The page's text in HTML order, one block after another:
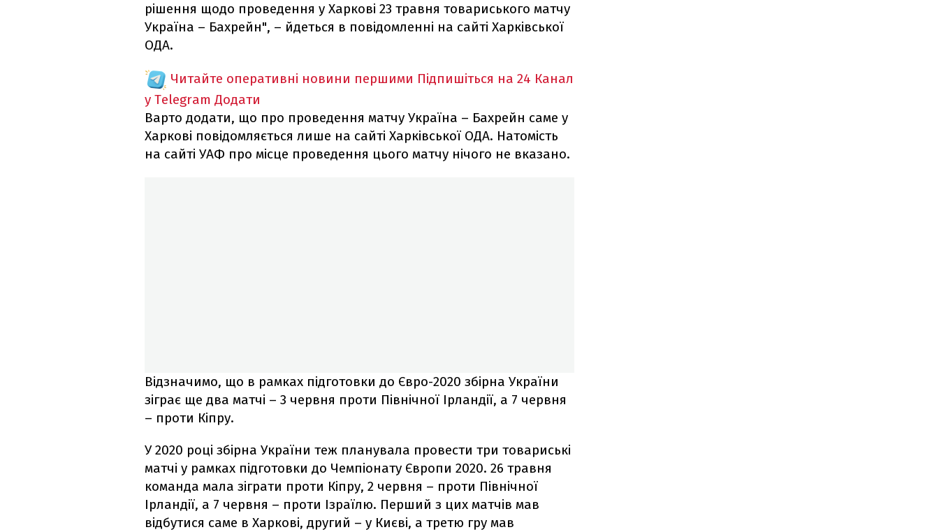
рішення щодо проведення у Харкові 23 травня товариського матчу
Україна – Бахрейн", – йдеться в повідомленні на сайті Харківської
ОДА.
Читайте оперативні новини першими Підпишіться на 24 Канал
у Telegram Додати
Варто додати, що про проведення матчу Україна – Бахрейн саме у
Харкові повідомляється лише на сайті Харківської ОДА. Натомість
на сайті УАФ про місце проведення цього матчу нічого не вказано.
Відзначимо, що в рамках підготовки до Євро-2020 збірна України
зіграє ще два матчі – 3 червня проти Північної Ірландії, а 7 червня
– проти Кіпру.
У 2020 році збірна України теж планувала провести три товариські
матчі у рамках підготовки до Чемпіонату Європи 2020. 26 травня
команда мала зіграти проти Кіпру, 2 червня – проти Північної
Ірландії, а 7 червня – проти Ізраїлю. Перший з цих матчів мав
відбутися саме в Харкові, другий – у Києві, а третю гру мав